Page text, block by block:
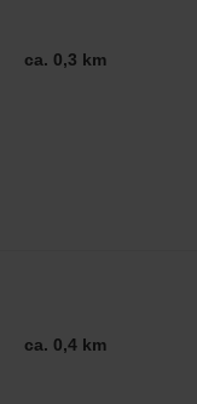
ca. 0,3 km
ca. 0,4 km